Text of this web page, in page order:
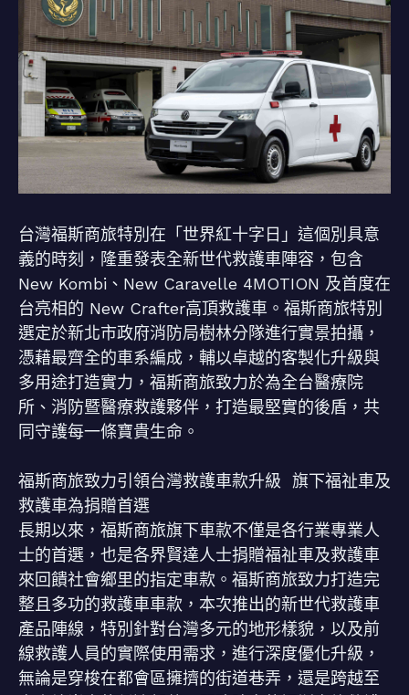
台灣福斯商旅特別在「世界紅十字日」這個別具意
義的時刻，隆重發表全新世代救護車陣容，包含
New Kombi、New Caravelle 4MOTION 及首度在
台亮相的 New Crafter高頂救護車。福斯商旅特別
選定於新北市政府消防局樹林分隊進行實景拍攝，
憑藉最齊全的車系編成，輔以卓越的客製化升級與
多用途打造實力，福斯商旅致力於為全台醫療院
所、消防暨醫療救護夥伴，打造最堅實的後盾，共
同守護每一條寶貴生命。
福斯商旅致力引領台灣救護車款升級 旗下福祉車及
救護車為捐贈首選
長期以來，福斯商旅旗下車款不僅是各行業專業人
士的首選，也是各界賢達人士捐贈福祉車及救護車
來回饋社會鄉里的指定車款。福斯商旅致力打造完
整且多功的救護車車款，本次推出的新世代救護車
產品陣線，特別針對台灣多元的地形樣貌，以及前
線救護人員的實際使用需求，進行深度優化升級，
無論是穿梭在都會區擁擠的街道巷弄，還是跨越至